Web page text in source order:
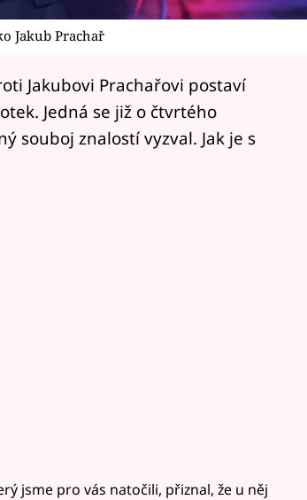
Jakub Prachař
Jakubovi Prachařovi postaví
Jedná se již o čtvrtého
souboj znalostí vyzval. Jak je s
jsme pro vás natočili, přiznal, že u něj